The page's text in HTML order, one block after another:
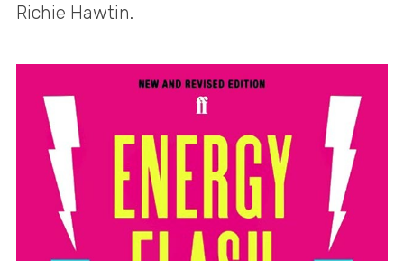
Richie Hawtin.